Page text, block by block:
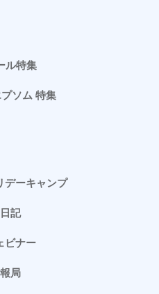
ル特集
ソム 特集
デーキャンプ
記
ビナー
局